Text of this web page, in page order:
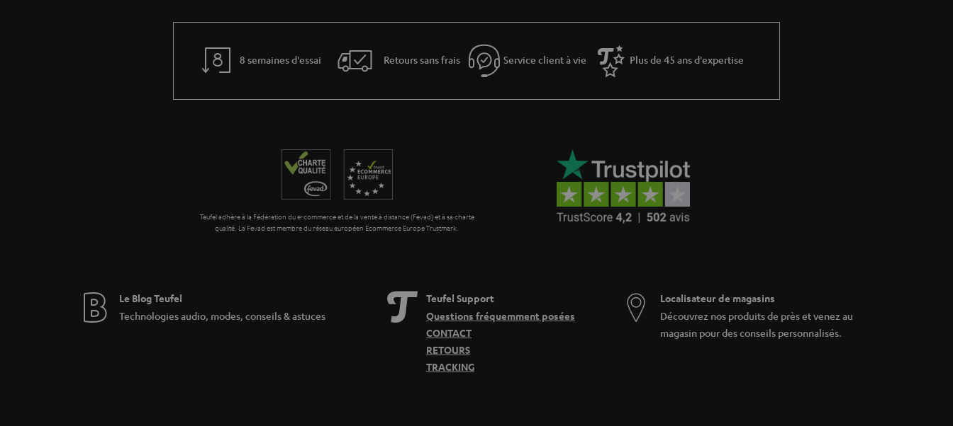
8 semaines d'essai Retours sans frais Service client à vie Plus de 45 ans d'expertise
Teufel adhère à la Fédération du e-commerce et de la vente à distance (Fevad) et à sa charte
qualité. La Fevad est membre du réseau européen Ecommerce Europe Trustmark.
Le Blog Teufel
Technologies audio, modes, conseils & astuces
Teufel Support
Questions fréquemment posées
CONTACT
RETOURS
TRACKING
Localisateur de magasins
Découvrez nos produits de près et venez au
magasin pour des conseils personnalisés.